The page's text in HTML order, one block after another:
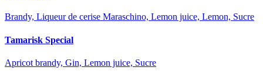
Brandy, Liqueur de cerise Maraschino, Lemon juice, Lemon, Sucre
Tamarisk Special
Apricot brandy, Gin, Lemon juice, Sucre